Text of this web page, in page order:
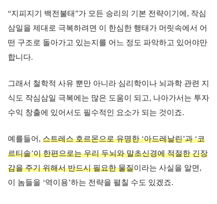
“지피지기 백전불태”가 모든 승리의 기본 전략이기에, 작심
삼일을 제대로 극복하려면 이 한심한 행태가 머릿속에서 어
떤 구조로 돌아가고 있는지를 어느 정도 파악하고 있어야만
합니다.
그래서 철학적 사유 뿐만 아니라 심리학이나 뇌과학 관련 지
식도 작심삼일 극복에는 많은 도움이 되고, 나아가서는 투자
수익 창출에 있어서도 필수적인 요소가 되는 것이죠.
예를들어, 스트레스 호르몬으로 유명한 ‘아드레날린’과 ‘코
르티솔’이 한편으로는 우리 두뇌와 말초신경에 적절한 긴장
감을 주기 위해서 반드시 필요한 물질이라는 사실을 알면,
이 놈들을 ‘역이용’하는 전략을 펼칠 수도 있겠죠.